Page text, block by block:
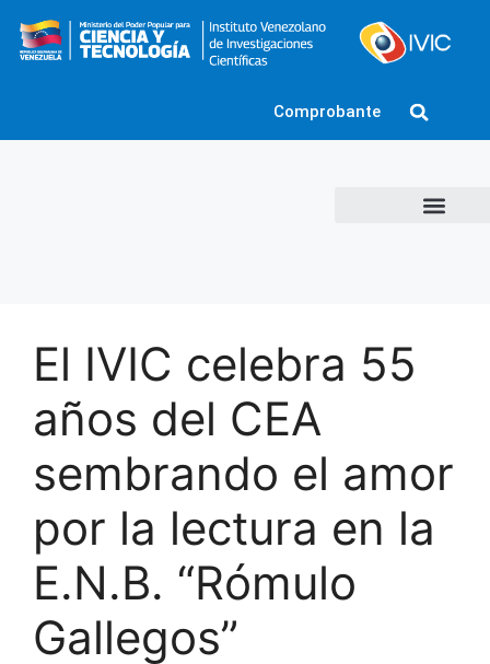
Comprobante
El IVIC celebra 55
años del CEA
sembrando el amor
por la lectura en la
E.N.B. “Rómulo
Gallegos”